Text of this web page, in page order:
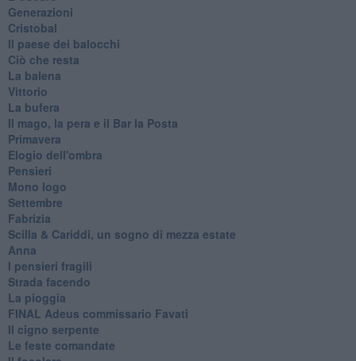
Generazioni
Cristobal
Il paese dei balocchi
Ciò che resta
La balena
Vittorio
La bufera
Il mago, la pera e il Bar la Posta
Primavera
Elogio dell'ombra
Pensieri
Mono logo
Settembre
Fabrizia
​Scilla & Cariddi, un sogno di mezza estate
Anna
I pensieri fragili
Strada facendo
La pioggia
FINAL Adeus commissario Favati
Il cigno serpente
Le feste comandate